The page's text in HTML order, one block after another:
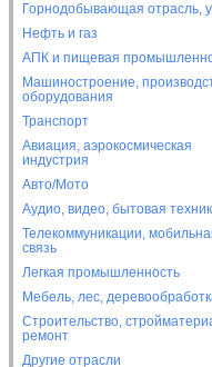
Горнодобывающая отрасль,
Нефть и газ
АПК и пищевая
Машиностроение,
оборудования
Транспорт
Авиация, аэрокосмическая
индустрия
Авто/Мото
Аудио, видео, бытовая
Телекоммуникации,
связь
Легкая промышленность
Мебель, лес,
Строительство,
ремонт
Другие отрасли